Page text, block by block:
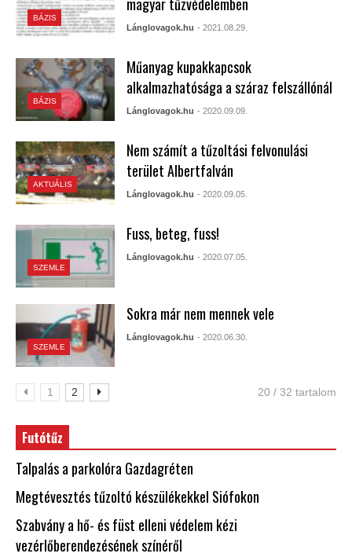
BÁZIS
Lánglovagok.hu - 2021.08.29.
BÁZIS
Műanyag kupakkapcsok
alkalmazhatósága a száraz felszállónál
Lánglovagok.hu - 2020.09.09.
AKTUÁLIS
Nem számít a tűzoltási felvonulási
terület Albertfalván
Lánglovagok.hu - 2020.09.05.
SZEMLE
Fuss, beteg, fuss!
Lánglovagok.hu - 2020.07.05.
SZEMLE
Sokra már nem mennek vele
Lánglovagok.hu - 2020.06.30.
1 2 20 / 32 tartalom
Futótűz
Talpalás a parkolóra Gazdagréten
Megtévesztés tűzoltó készülékekkel Siófokon
Szabvány a hő- és füst elleni védelem kézi
vezérlőberendezésének színéről